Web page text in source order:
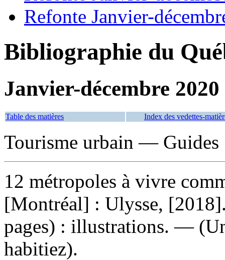
Refonte Janvier-
Bibliographie du
Janvier-décembre 2020
Table des matières Index des vedettes-
Tourisme urbain — Guides
12 métropoles à vivre
[Montréal] : Ulysse,
pages) : illustrations. —
habitiez).